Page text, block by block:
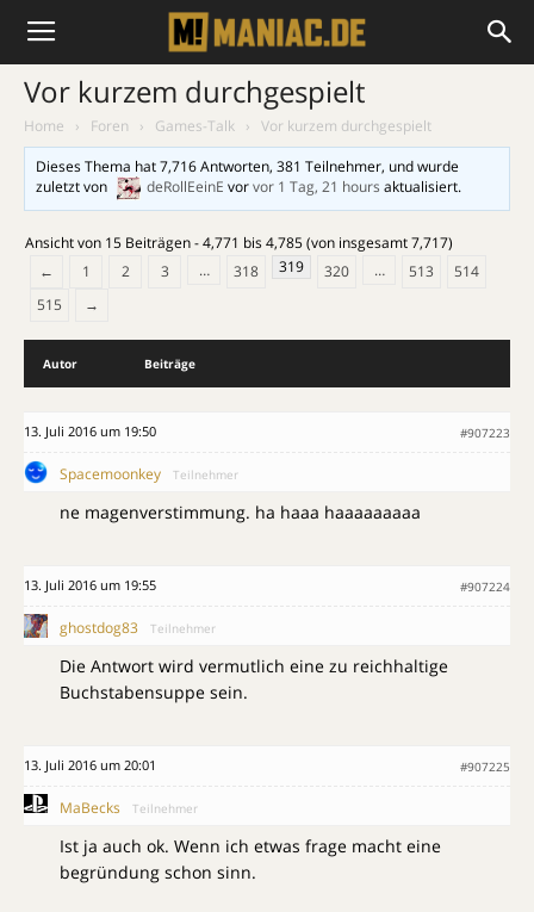
Vor kurzem durchgespielt
Home › Foren › Games-Talk › Vor kurzem durchgespielt
Dieses Thema hat 7,716 Antworten, 381 Teilnehmer, und wurde
zuletzt von
deRollEeinE vorvor 1 Tag, 21 hours aktualisiert.
Ansicht von 15 Beiträgen - 4,771 bis 4,785 (von insgesamt 7,717)
←
1 2 3 … 318 319 320 … 513
514
515
→
Autor Beiträge
13. Juli 2016 um 19:50 #907223
Spacemoonkey Teilnehmer
ne magenverstimmung. ha haaa haaaaaaaaa
13. Juli 2016 um 19:55 #907224
ghostdog83 Teilnehmer
Die Antwort wird vermutlich eine zu reichhaltige
Buchstabensuppe sein.
13. Juli 2016 um 20:01 #907225
MaBecks Teilnehmer
Ist ja auch ok. Wenn ich etwas frage macht eine
begründung schon sinn.